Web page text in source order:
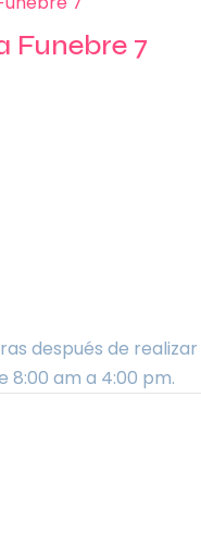
Funebre 7
después de
8:00 am a 4:00 pm.